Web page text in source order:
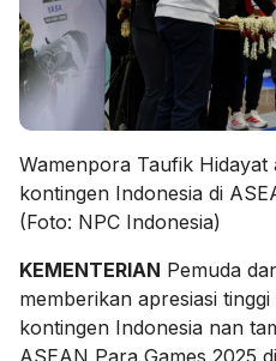
Wamenpora Taufik Hidayat
kontingen Indonesia di
(Foto: NPC Indonesia)
KEMENTERIAN Pemuda
memberikan apresiasi
kontingen Indonesia nan